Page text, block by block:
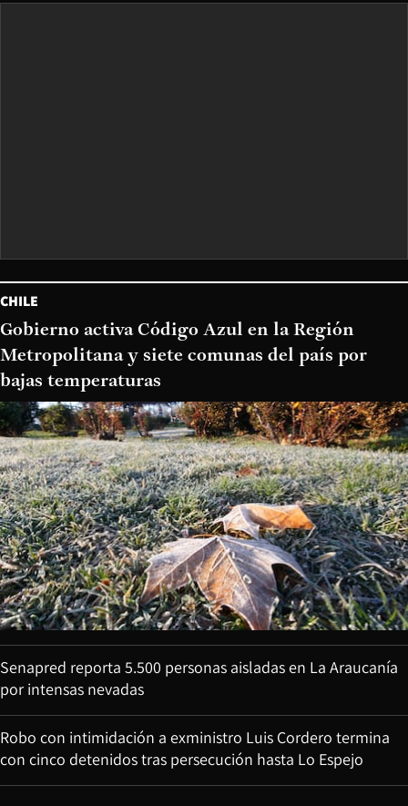
CHILE
Gobierno activa Código Azul en la Región
Metropolitana y siete comunas del país por
bajas temperaturas
Senapred reporta 5.500 personas aisladas en La Araucanía
por intensas nevadas
Robo con intimidación a exministro Luis Cordero termina
con cinco detenidos tras persecución hasta Lo Espejo